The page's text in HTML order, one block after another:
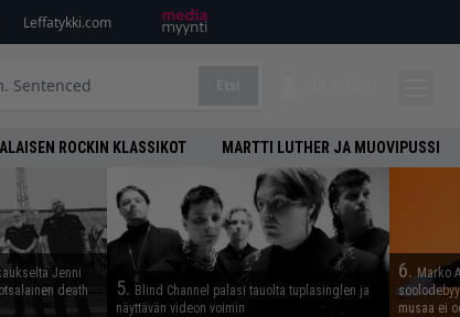
Leffatykki.com
ROCKIN KLASSIKOT MARTTI LUTHER JA MUOVIPUSSI
Jenni
death
5. Blind Channel palasi tauolta tuplasinglen ja
näyttävän videon voimin
6. Marko
musaa ei